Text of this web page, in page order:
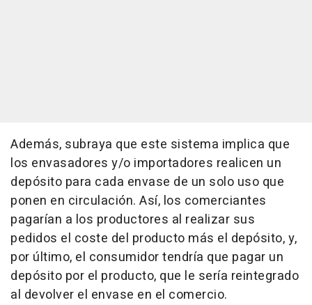
Además, subraya que este sistema implica que
los envasadores y/o importadores realicen un
depósito para cada envase de un solo uso que
ponen en circulación. Así, los comerciantes
pagarían a los productores al realizar sus
pedidos el coste del producto más el depósito, y,
por último, el consumidor tendría que pagar un
depósito por el producto, que le sería reintegrado
al devolver el envase en el comercio.